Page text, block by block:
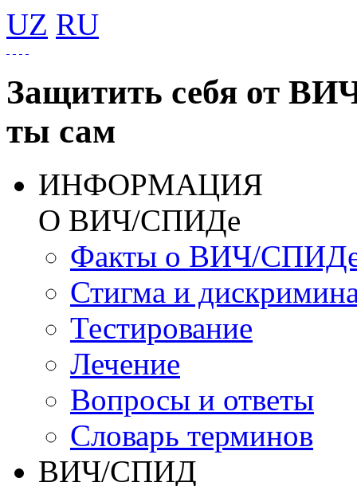
UZ RU
Защитить себя от
ты сам
ИНФОРМАЦИЯ
О ВИЧ/СПИДе
Факты о ВИЧ/
Стигма и
Тестирование
Лечение
Вопросы и ответы
Словарь терминов
ВИЧ/СПИД